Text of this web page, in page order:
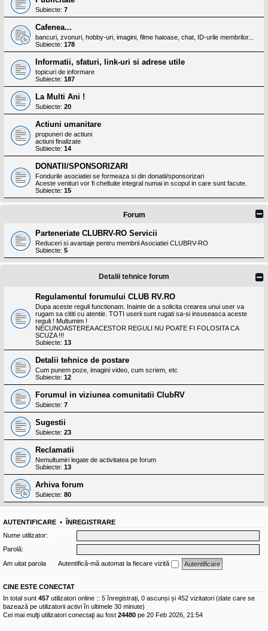
Subiecte: 7
Cafenea...
bancuri, zvonuri, hobby-uri, imagini, filme haioase, chat, ID-urile membrilor...
Subiecte: 178
Informatii, sfaturi, link-uri si adrese utile
topicuri de informare
Subiecte: 187
La Multi Ani !
Subiecte: 20
Actiuni umanitare
propuneri de actiuni
actiuni finalizate
Subiecte: 14
DONATII/SPONSORIZARI
Fondurile asociatiei se formeaza si din donatii/sponsorizari
Aceste venituri vor fi cheltuite integral numai in scopul in care sunt facute.
Subiecte: 15
Forum
Parteneriate CLUBRV-RO Servicii
Reduceri si avantaje pentru membrii Asociatiei CLUBRV-RO
Subiecte: 5
Detalii tehnice forum
Regulamentul forumului CLUB RV.RO
Dupa aceste reguli functionam. Inainte de a solicita crearea unui user va
rugam sa cititi cu atentie. TOTI userii sunt rugati sa-si insuseasca aceste
reguli ! Multumim !
NECUNOASTEREA ACESTOR REGULI NU POATE FI FOLOSITA CA
SCUZA !!!
Subiecte: 13
Detalii tehnice de postare
Cum punem poze, imagini video, cum scriem, etc
Subiecte: 12
Forumul in viziunea comunitatii ClubRV
Subiecte: 7
Sugestii
Subiecte: 23
Reclamatii
Nemultumiri legate de activitatea pe forum
Subiecte: 13
Arhiva forum
Subiecte: 80
AUTENTIFICARE •
ÎNREGISTRARE
Nume utilizator:
Parolă:
Am uitat parola
Autentifică-mă automat la fiecare vizită
CINE ESTE CONECTAT
In total sunt 457 utilizatori online :: 5 înregistrați, 0 ascunși și 452 vizitatori (date care se
bazează pe utilizatorii activi în ultimele 30 minute)
Cei mai mulţi utilizatori conectaţi au fost 24480 pe 20 Feb 2026, 21:54